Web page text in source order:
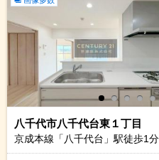
八千代市八千代台東１丁目
京成本線「八千代台」駅徒歩1分